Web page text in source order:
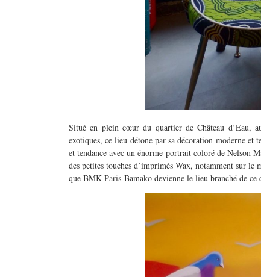
Situé en plein cœur du quartier de Château d’Eau,
exotiques, ce lieu détone par sa décoration moderne et
et tendance avec un énorme portrait coloré de Nelson
des petites touches d’imprimés Wax, notamment sur
que BMK Paris-Bamako devienne le lieu branché de